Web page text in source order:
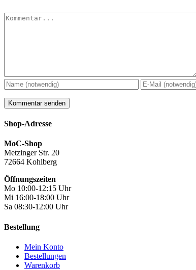
Kommentar
Shop-Adresse
MoC-Shop
Metzinger Str. 20
72664 Kohlberg
Öffnungszeiten
Mo 10:00-12:15 Uhr
Mi 16:00-18:00 Uhr
Sa 08:30-12:00 Uhr
Bestellung
Mein Konto
Bestellungen
Warenkorb